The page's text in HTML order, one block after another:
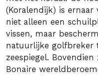
(Koralendijk) is ernaar
niet alleen een
vissen, maar
natuurlijke golfbreker
zeespiegel.
Bonaire